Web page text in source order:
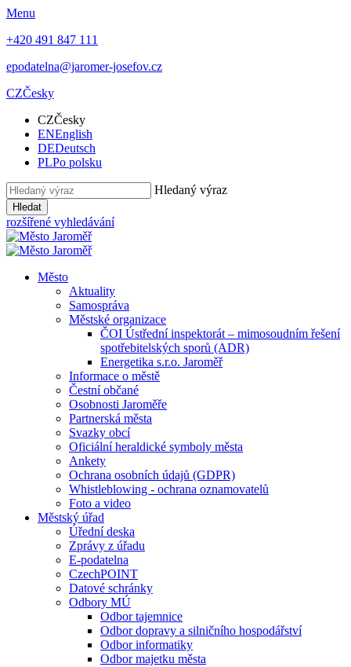
Menu
+420 491 847 111
epodatelna@jaromer-josefov.cz
CZČesky
CZČesky
ENEnglish
DEDeutsch
PLPo polsku
Hledaný výraz
Hledat
rozšířené vyhledávání
Město
Aktuality
Samospráva
Městské organizace
ČOI Ústřední inspektorát – mimosoudním řešení
spotřebitelských sporů (ADR)
Energetika s.r.o. Jaroměř
Informace o městě
Čestní občané
Osobnosti Jaroměře
Partnerská města
Svazky obcí
Oficiální heraldické symboly města
Ankety
Ochrana osobních údajů (GDPR)
Whistleblowing - ochrana oznamovatelů
Foto a video
Městský úřad
Úřední deska
Zprávy z úřadu
E-podatelna
CzechPOINT
Datové schránky
Odbory MÚ
Odbor tajemnice
Odbor dopravy a silničního hospodářství
Odbor informatiky
Odbor majetku města